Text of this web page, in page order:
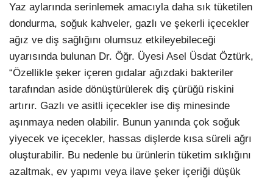
Yaz aylarında serinlemek amacıyla daha sık tüketilen
dondurma, soğuk kahveler, gazlı ve şekerli içecekler
ağız ve diş sağlığını olumsuz etkileyebileceği
uyarısında bulunan Dr. Öğr. Üyesi Asel Üsdat Öztürk,
“Özellikle şeker içeren gıdalar ağızdaki bakteriler
tarafından aside dönüştürülerek diş çürüğü riskini
artırır. Gazlı ve asitli içecekler ise diş minesinde
aşınmaya neden olabilir. Bunun yanında çok soğuk
yiyecek ve içecekler, hassas dişlerde kısa süreli ağrı
oluşturabilir. Bu nedenle bu ürünlerin tüketim sıklığını
azaltmak, ev yapımı veya ilave şeker içeriği düşük